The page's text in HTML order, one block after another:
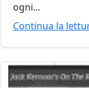
ogni...
Continua la